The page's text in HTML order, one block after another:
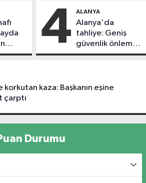
4 ALANYA
Alanya'da
tahliye: Geniş
güvenlik önlemi
alındı
kaza: Başkanın eşine
çarptı
Durumu